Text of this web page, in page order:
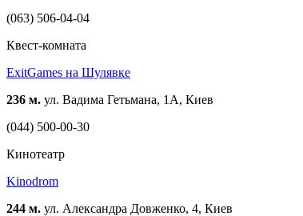
(063) 506-04-04
Квест-комната
ExitGames на Шулявке
236 м. ул. Вадима Гетьмана, 1А, Киев
(044) 500-00-30
Кинотеатр
Kinodrom
244 м. ул. Александра Довженко, 4, Киев